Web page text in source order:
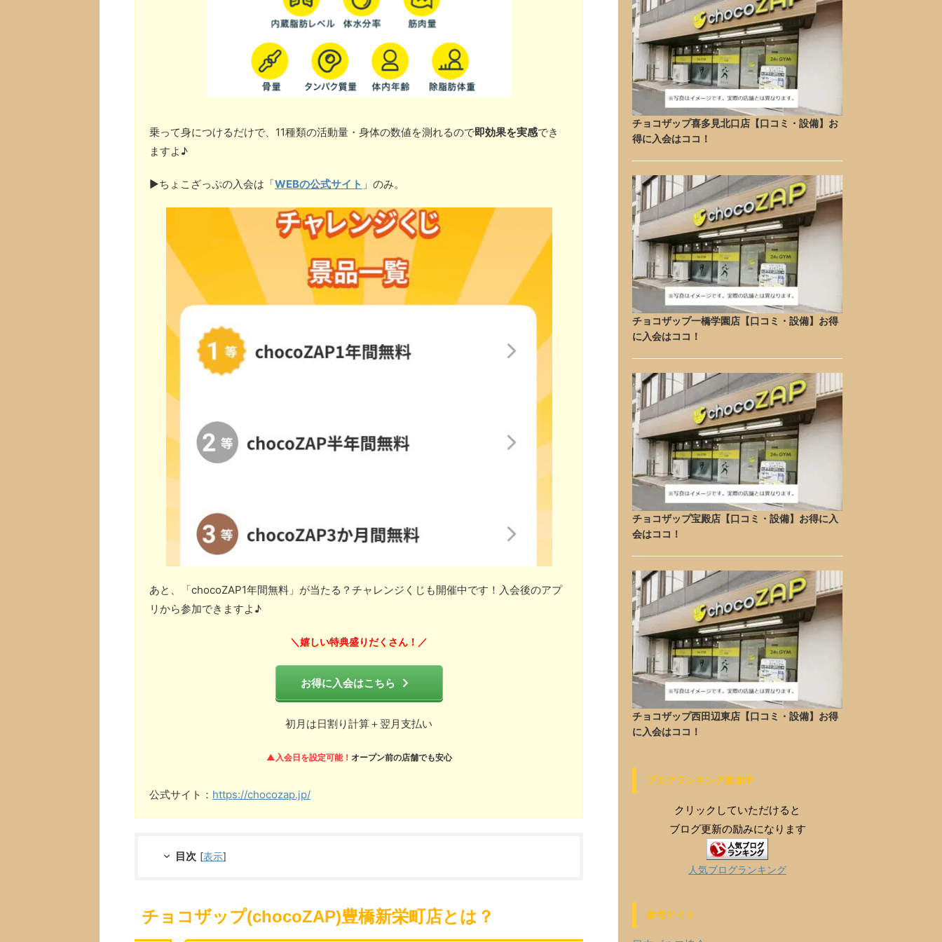
乗って身につけるだけで、11種類の活動量・身体の数値を測れるので即効果を実感でき
ますよ♪
▶︎ちょこざっぷの入会は「WEBの公式サイト 」のみ。
あと、「chocoZAP1年間無料」が当たる？チャレンジくじも開催中です！入会後のアプ
リから参加できますよ♪
＼嬉しい特典盛りだくさん！／
お得に入会はこちら
初月は日割り計算＋翌月支払い
▲入会日を設定可能！ オープン前の店舗でも安心
公式サイト： https://chocozap.jp/
目次 [表示]
チョコザップ(chocoZAP)豊橋新栄町店とは？
チョコザップ喜多見北口店【口コミ・設備】お
得に入会はココ！
チョコザップ一橋学園店【口コミ・設備】お得
に入会はココ！
チョコザップ宝殿店【口コミ・設備】お得に入
会はココ！
チョコザップ西田辺東店【口コミ・設備】お得
に入会はココ！
ブログランキング参加中
クリックしていただけると
ブログ更新の励みになります
人気ブログランキング
参考サイト